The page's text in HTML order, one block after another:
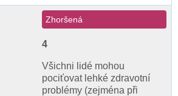
Zhoršená
4
Všichni lidé mohou
pociťovat lehké zdravotní
problémy (zejména při